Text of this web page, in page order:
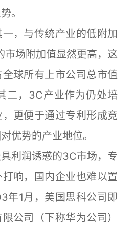
。
，与传统产业的低附加
市场附加值显然更高，这
球所有上市公司总市值
二，3C产业作为仍处培
更便于通过专利形成竞
优势的产业地位。
润诱惑的3C市场，专
响，国内企业也难以置
年1月，美国思科公司即
公司（下称华为公司）